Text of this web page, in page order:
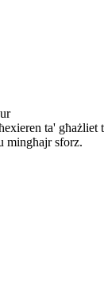
ta' għażliet
mingħajr sforz.